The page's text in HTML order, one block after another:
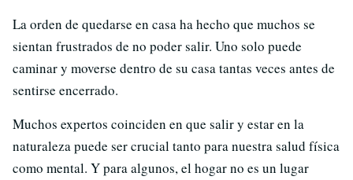
La orden de quedarse en casa ha hecho que muchos se
sientan frustrados de no poder salir. Uno solo puede
caminar y moverse dentro de su casa tantas veces antes de
sentirse encerrado.
Muchos expertos coinciden en que salir y estar en la
naturaleza puede ser crucial tanto para nuestra salud física
como mental. Y para algunos, el hogar no es un lugar